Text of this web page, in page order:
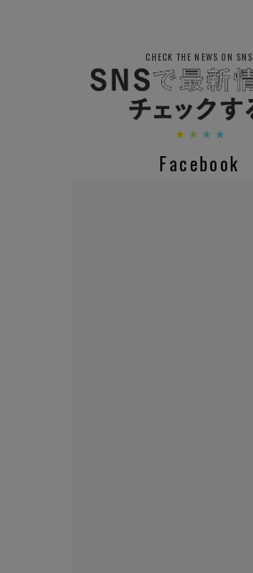
CHECK THE NEWS ON SNS
Facebook